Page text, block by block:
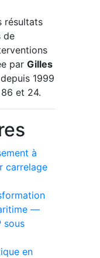
résultats
de
par Gilles
1999
et 24.
à
carrelage
—
sous
en